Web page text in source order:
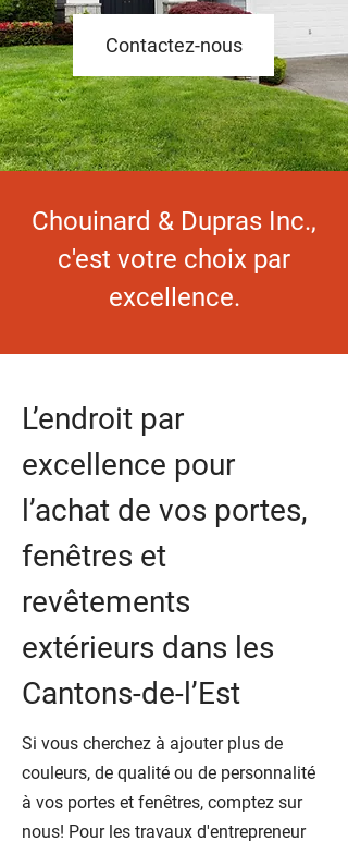
Contactez-nous
Chouinard & Dupras Inc.,
c'est votre choix par
excellence.
L’endroit par
excellence pour
l’achat de vos portes,
fenêtres et
revêtements
extérieurs dans les
Cantons-de-l’Est
Si vous cherchez à ajouter plus de
couleurs, de qualité ou de personnalité
à vos portes et fenêtres, comptez sur
nous! Pour les travaux d'entrepreneur